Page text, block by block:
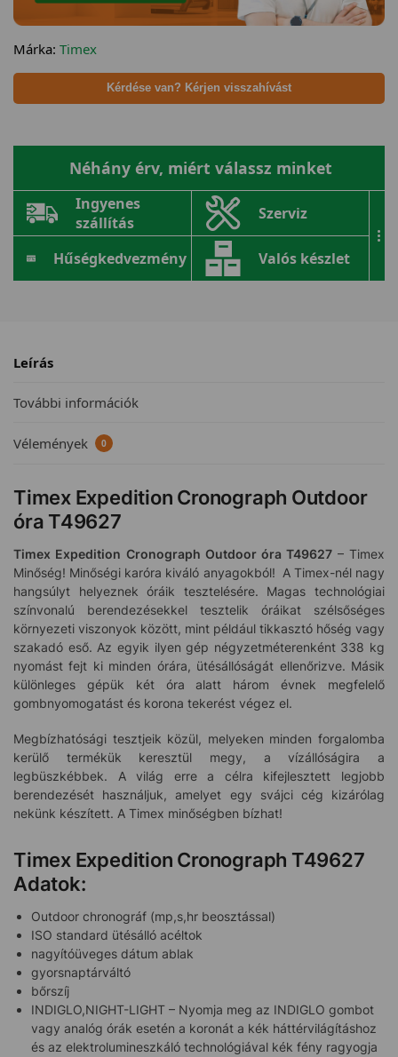
Márka: Timex
Kérdése van? Kérjen visszahívást
Néhány érv, miért válassz minket
Ingyenes
szállítás
Szerviz
Hűségkedvezmény Valós készlet
...
Leírás
További információk
Vélemények 0
Timex Expedition Cronograph Outdoor
óra T49627
Timex Expedition Cronograph Outdoor óra T49627 – Timex
Minőség! Minőségi karóra kiváló anyagokból! A Timex-nél nagy
hangsúlyt helyeznek óráik tesztelésére. Magas technológiai
színvonalú berendezésekkel tesztelik óráikat szélsőséges
környezeti viszonyok között, mint például tikkasztó hőség vagy
szakadó eső. Az egyik ilyen gép négyzetméterenként 338 kg
nyomást fejt ki minden órára, ütésállóságát ellenőrizve. Másik
különleges gépük két óra alatt három évnek megfelelő
gombnyomogatást és korona tekerést végez el.
Megbízhatósági tesztjeik közül, melyeken minden forgalomba
kerülő termékük keresztül megy, a vízállóságira a
legbüszkébbek. A világ erre a célra kifejlesztett legjobb
berendezését használjuk, amelyet egy svájci cég kizárólag
nekünk készített. A Timex minőségben bízhat!
Timex Expedition Cronograph T49627
Adatok:
Outdoor chronográf (mp,s,hr beosztással)
ISO standard ütésálló acéltok
nagyítóüveges dátum ablak
gyorsnaptárváltó
bőrszíj
INDIGLO,NIGHT-LIGHT – Nyomja meg az INDIGLO gombot
vagy analóg órák esetén a koronát a kék háttérvilágításhoz
és az elektrolumineszkáló technológiával kék fény ragyogja